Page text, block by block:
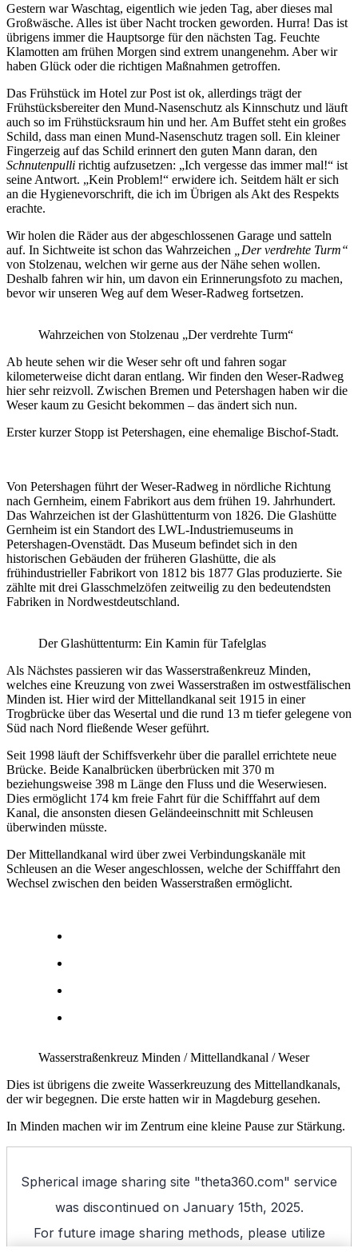
Gestern war Waschtag, eigentlich wie jeden Tag, aber dieses mal
Großwäsche. Alles ist über Nacht trocken geworden. Hurra! Das ist
übrigens immer die Hauptsorge für den nächsten Tag. Feuchte
Klamotten am frühen Morgen sind extrem unangenehm. Aber wir
haben Glück oder die richtigen Maßnahmen getroffen.
Das Frühstück im Hotel zur Post ist ok, allerdings trägt der
Frühstücksbereiter den Mund-Nasenschutz als Kinnschutz und läuft
auch so im Frühstücksraum hin und her. Am Buffet steht ein großes
Schild, dass man einen Mund-Nasenschutz tragen soll. Ein kleiner
Fingerzeig auf das Schild erinnert den guten Mann daran, den
Schnutenpulli richtig aufzusetzen: „Ich vergesse das immer mal!“ ist
seine Antwort. „Kein Problem!“ erwidere ich. Seitdem hält er sich
an die Hygienevorschrift, die ich im Übrigen als Akt des Respekts
erachte.
Wir holen die Räder aus der abgeschlossenen Garage und satteln
auf. In Sichtweite ist schon das Wahrzeichen
„Der verdrehte Turm“
von Stolzenau, welchen wir gerne aus der Nähe sehen wollen.
Deshalb fahren wir hin, um davon ein Erinnerungsfoto zu machen,
bevor wir unseren Weg auf dem Weser-Radweg fortsetzen.
Wahrzeichen von Stolzenau „Der verdrehte Turm“
Ab heute sehen wir die Weser sehr oft und fahren sogar
kilometerweise dicht daran entlang. Wir finden den Weser-Radweg
hier sehr reizvoll. Zwischen Bremen und Petershagen haben wir die
Weser kaum zu Gesicht bekommen – das ändert sich nun.
Erster kurzer Stopp ist Petershagen, eine ehemalige Bischof-Stadt.
Von Petershagen führt der Weser-Radweg in nördliche Richtung
nach Gernheim, einem Fabrikort aus dem frühen 19. Jahrhundert.
Das Wahrzeichen ist der Glashüttenturm von 1826. Die Glashütte
Gernheim ist ein Standort des LWL-Industriemuseums in
Petershagen-Ovenstädt. Das Museum befindet sich in den
historischen Gebäuden der früheren Glashütte, die als
frühindustrieller Fabrikort von 1812 bis 1877 Glas produzierte. Sie
zählte mit drei Glasschmelzöfen zeitweilig zu den bedeutendsten
Fabriken in Nordwestdeutschland.
Der Glashüttenturm: Ein Kamin für Tafelglas
Als Nächstes passieren wir das Wasserstraßenkreuz Minden,
welches eine Kreuzung von zwei Wasserstraßen im ostwestfälischen
Minden ist. Hier wird der Mittellandkanal seit 1915 in einer
Trogbrücke über das Wesertal und die rund 13 m tiefer gelegene von
Süd nach Nord fließende Weser geführt.
Seit 1998 läuft der Schiffsverkehr über die parallel errichtete neue
Brücke. Beide Kanalbrücken überbrücken mit 370 m
beziehungsweise 398 m Länge den Fluss und die Weserwiesen.
Dies ermöglicht 174 km freie Fahrt für die Schifffahrt auf dem
Kanal, die ansonsten diesen Geländeeinschnitt mit Schleusen
überwinden müsste.
Der Mittellandkanal wird über zwei Verbindungskanäle mit
Schleusen an die Weser angeschlossen, welche der Schifffahrt den
Wechsel zwischen den beiden Wasserstraßen ermöglicht.
Wasserstraßenkreuz Minden / Mittellandkanal / Weser
Dies ist übrigens die zweite Wasserkreuzung des Mittellandkanals,
der wir begegnen. Die erste hatten wir in Magdeburg gesehen.
In Minden machen wir im Zentrum eine kleine Pause zur Stärkung.